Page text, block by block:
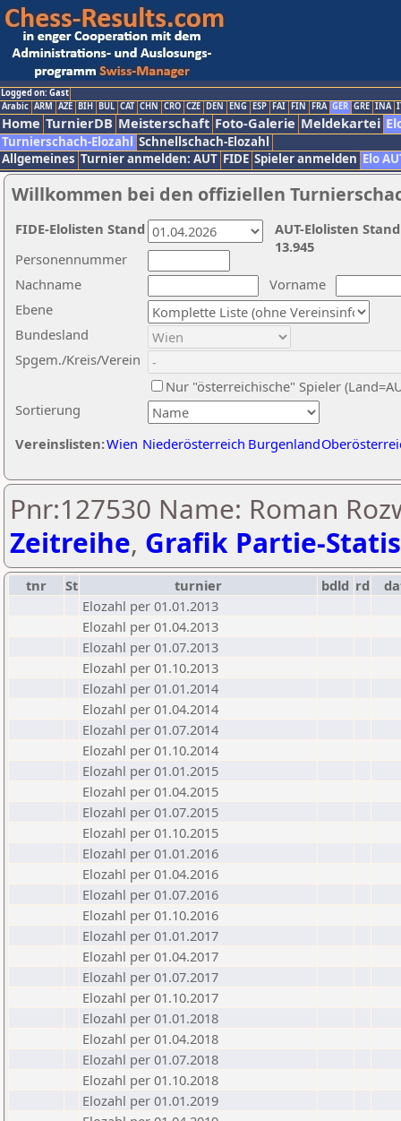
Logged on: Gast
Arabic ARM AZE BIH BUL CAT CHN CRO CZE DEN ENG ESP FAI FIN FRA GER GRE INA
Home TurnierDB Meisterschaft Foto-Galerie Meldekartei
Turnierschach-Elozahl Schnellschach-Elozahl
Allgemeines Turnier anmelden: AUT FIDE Spieler anmelden Elo
Willkommen bei den offiziellen
Nachname
Vorname
Ebene
Sortierung
Personennummer
Bundesland
Spgem./Kreis/Verein
Nur "österreichische" Spieler
Vereinslisten:Wien Niederösterreich Burgenland
AUT-Elolisten
13.945
FIDE-Elolisten Stand
Pnr:127530 Name: Roman
Zeitreihe, Grafik Partie-
tnr St turnier bdld rd
Elozahl per 01.01.2013
Elozahl per 01.04.2013
Elozahl per 01.07.2013
Elozahl per 01.10.2013
Elozahl per 01.01.2014
Elozahl per 01.04.2014
Elozahl per 01.07.2014
Elozahl per 01.10.2014
Elozahl per 01.01.2015
Elozahl per 01.04.2015
Elozahl per 01.07.2015
Elozahl per 01.10.2015
Elozahl per 01.01.2016
Elozahl per 01.04.2016
Elozahl per 01.07.2016
Elozahl per 01.10.2016
Elozahl per 01.01.2017
Elozahl per 01.04.2017
Elozahl per 01.07.2017
Elozahl per 01.10.2017
Elozahl per 01.01.2018
Elozahl per 01.04.2018
Elozahl per 01.07.2018
Elozahl per 01.10.2018
Elozahl per 01.01.2019